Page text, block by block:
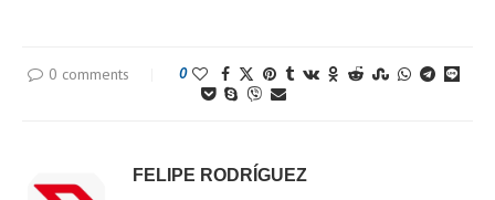
0 comments 0
FELIPE RODRÍGUEZ